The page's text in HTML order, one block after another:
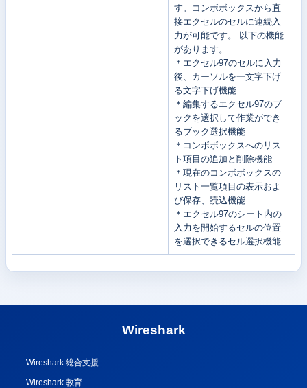
す。コンボボックスから直
接エクセルのセルに連続入
力が可能です。 以下の機能
があります。
＊エクセル97のセルに入力
後、カーソルを一文字下げ
る文字下げ機能
＊編集するエクセル97のブ
ックを選択して作業ができ
るブック選択機能
＊コンボボックスへのリス
ト項目の追加と削除機能
＊現在のコンボボックスの
リスト一覧項目の表示およ
び保存、読込機能
＊エクセル97のシート内の
入力を開始するセルの位置
を選択できるセル選択機能
Wireshark
Wireshark 総合支援
Wireshark 教育